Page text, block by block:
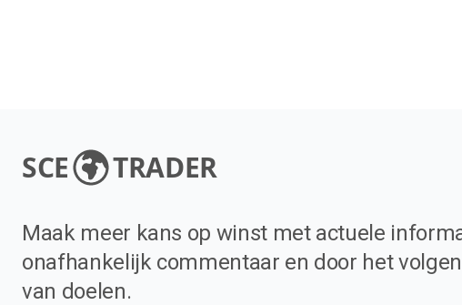
SCE TRADER
Maak meer kans op winst met actuele
onafhankelijk commentaar en door het volgen
van doelen.